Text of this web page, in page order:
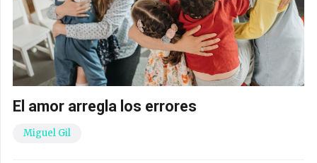
El amor arregla los errores
Miguel Gil